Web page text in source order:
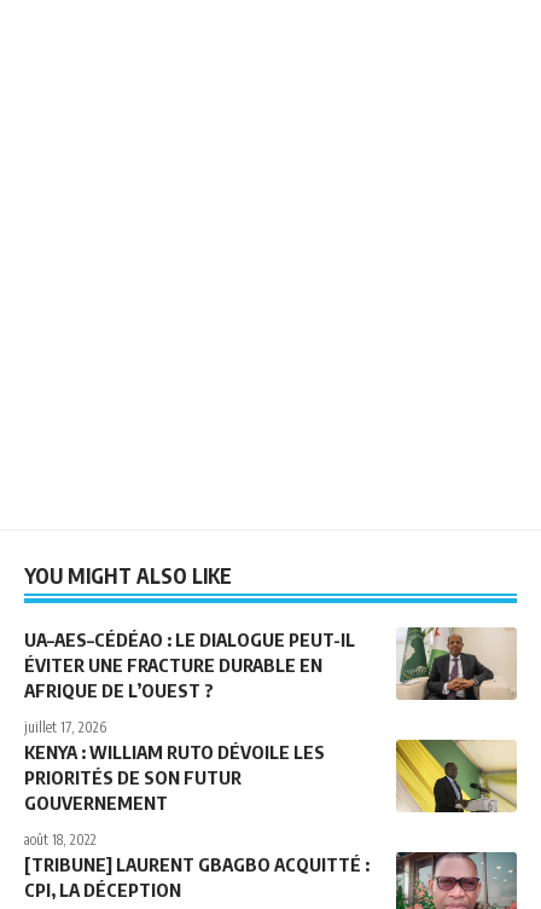
YOU MIGHT ALSO LIKE
UA–AES–CÉDÉAO : LE DIALOGUE PEUT-IL
ÉVITER UNE FRACTURE DURABLE EN
AFRIQUE DE L’OUEST ?
juillet 17, 2026
KENYA : WILLIAM RUTO DÉVOILE LES
PRIORITÉS DE SON FUTUR
GOUVERNEMENT
août 18, 2022
[TRIBUNE] LAURENT GBAGBO ACQUITTÉ :
CPI, LA DÉCEPTION